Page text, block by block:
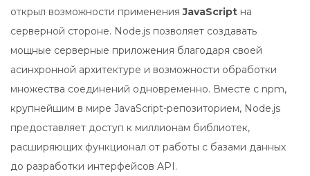
открыл возможности примененияJavaScript на
серверной стороне. Node.js позволяет создавать
мощные серверные приложения благодаря своей
асинхронной архитектуре и возможности обработки
множества соединений одновременно. Вместе с npm,
крупнейшим в мире JavaScript-репозиторием, Node.js
предоставляет доступ к миллионам библиотек,
расширяющих функционал от работы с базами данных
до разработки интерфейсов API.